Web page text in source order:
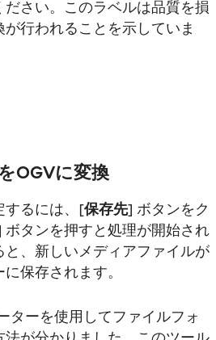
さい。このラベルは品質を損
行われることを示していま
OGVに変換
するには、[保存先] ボタンをク
ボタンを押すと処理が開始され
と、新しいメディアファイルが
保存されます。
ターを使用してファイルフォ